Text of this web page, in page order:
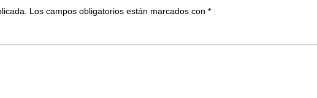
Los campos obligatorios están marcados con *